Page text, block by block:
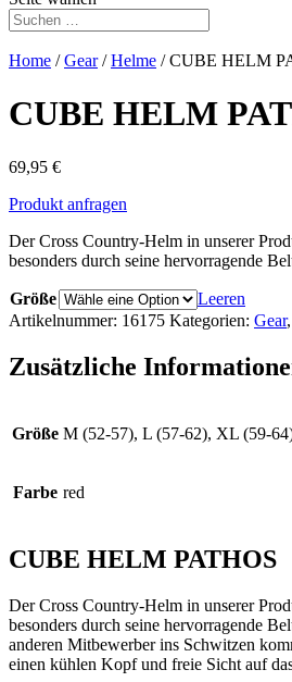
Home /Gear/Helme / CUBE HELM
CUBE HELM
69,95 €
Produkt anfragen
Der Cross Country-Helm in unserer
besonders durch seine hervorragende
Größe
Leeren
Artikelnummer: 16175 Kategorien: Gear,
Zusätzliche
Größe M (52-57), L (57-62), XL (59-
Farbe red
CUBE HELM PATHOS
Der Cross Country-Helm in unserer
besonders durch seine hervorragende
anderen Mitbewerber ins Schwitzen
einen kühlen Kopf und freie Sicht auf